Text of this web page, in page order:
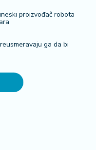
proizvođač robota
ga da bi